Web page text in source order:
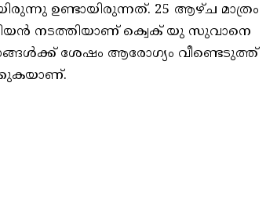
ഉണ്ടായിരുന്നത്. 25 ആഴ്ച മാത്രം
നടത്തിയാണ് ക്വെക് യു സുവാനെ
ശേഷം ആരോഗ്യം വീണ്ടെടുത്ത്